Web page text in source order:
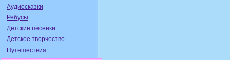
Аудиосказки
Ребусы
Детские песенки
Детское творчество
Путешествия